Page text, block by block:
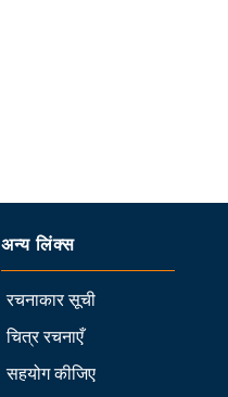
अन्य लिंक्स
रचनाकार सूची
चित्र रचनाएँ
सहयोग कीजिए